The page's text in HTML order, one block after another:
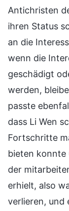
Antichristen
ihren Status
an die
wenn die
geschädigt
werden,
passte
dass Li Wen
Fortschritte
bieten konnte
der
erhielt, also
verlieren, und